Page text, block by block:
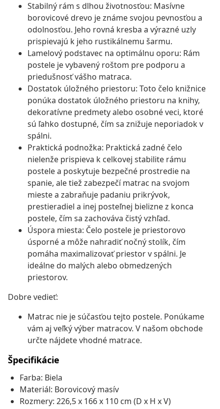
Stabilný rám s dlhou životnosťou: Masívne
borovicové drevo je známe svojou pevnosťou a
odolnosťou. Jeho rovná kresba a výrazné uzly
prispievajú k jeho rustikálnemu šarmu.
Lamelový podstavec na optimálnu oporu: Rám
postele je vybavený roštom pre podporu a
priedušnosť vášho matraca.
Dostatok úložného priestoru: Toto čelo knižnice
ponúka dostatok úložného priestoru na knihy,
dekoratívne predmety alebo osobné veci, ktoré
sú ľahko dostupné, čím sa znižuje neporiadok v
spálni.
Praktická podnožka: Praktická zadné čelo
nielenže prispieva k celkovej stabilite rámu
postele a poskytuje bezpečné prostredie na
spanie, ale tiež zabezpečí matrac na svojom
mieste a zabraňuje padaniu prikrývok,
prestieradiel a inej posteľnej bielizne z konca
postele, čím sa zachováva čistý vzhľad.
Úspora miesta: Čelo postele je priestorovo
úsporné a môže nahradiť nočný stolík, čím
pomáha maximalizovať priestor v spálni. Je
ideálne do malých alebo obmedzených
priestorov.
Dobre vedieť:
Matrac nie je súčasťou tejto postele. Ponúkame
vám aj veľký výber matracov. V našom obchode
určte nájdete vhodné matrace.
Špecifikácie
Farba: Biela
Materiál: Borovicový masív
Rozmery: 226,5 x 166 x 110 cm (D x H x V)